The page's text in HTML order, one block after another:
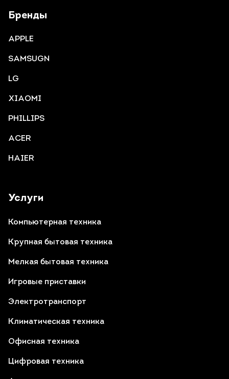
Услуги
Компьютерная техника
Крупная бытовая техника
Мелкая бытовая техника
Игровые приставки
Электротранспорт
Климатическая техника
Офисная техника
Цифровая техника
Бренды
APPLE
SAMSUGN
LG
XIAOMI
PHILLIPS
ACER
HAIER